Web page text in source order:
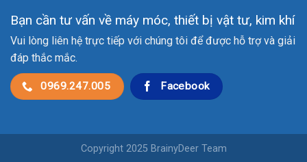
Bạn cần tư vấn về máy móc, thiết bị vật tư, kim khí
Vui lòng liên hệ trực tiếp với chúng tôi để được hỗ trợ và giải
đáp thắc mắc.
0969.247.005 Facebook
Copyright 2025 BrainyDeer Team